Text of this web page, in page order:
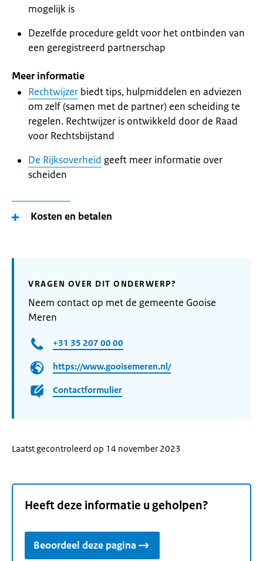
mogelijk is
Dezelfde procedure geldt voor het ontbinden van
een geregistreerd partnerschap
Meer informatie
Rechtwijzer biedt tips, hulpmiddelen en adviezen
om zelf (samen met de partner) een scheiding te
regelen. Rechtwijzer is ontwikkeld door de Raad
voor Rechtsbijstand
De Rijksoverheid geeft meer informatie over
scheiden
Kosten en betalen
VRAGEN OVER DIT ONDERWERP?
Neem contact op met de gemeente Gooise
Meren
+31 35 207 00 00
https://www.gooisemeren.nl/
Contactformulier
Laatst gecontroleerd op 14 november 2023
Heeft deze informatie u geholpen?
Beoordeel deze pagina